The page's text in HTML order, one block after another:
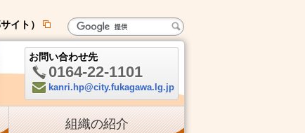
イト）
新
規
ペ
ー
ジ
開
お問い合わせ先
電
話:
0164-22-1101
Mail:
kanri.hp@city.fukagawa.lg.jp
組織の紹介